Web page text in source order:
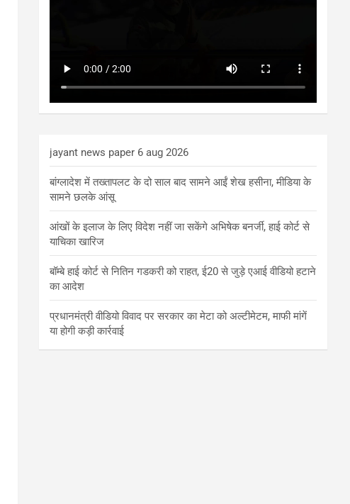
jayant news paper 6 aug 2026
बांग्लादेश में तख्तापलट के दो साल बाद सामने आईं शेख हसीना, मीडिया के
सामने छलके आंसू
आंखों के इलाज के लिए विदेश नहीं जा सकेंगे अभिषेक बनर्जी, हाई कोर्ट से
याचिका खारिज
बॉम्बे हाई कोर्ट से नितिन गडकरी को राहत, ई20 से जुड़े एआई वीडियो हटाने
का आदेश
प्रधानमंत्री वीडियो विवाद पर सरकार का मेटा को अल्टीमेटम, माफी मांगें
या होगी कड़ी कार्रवाई